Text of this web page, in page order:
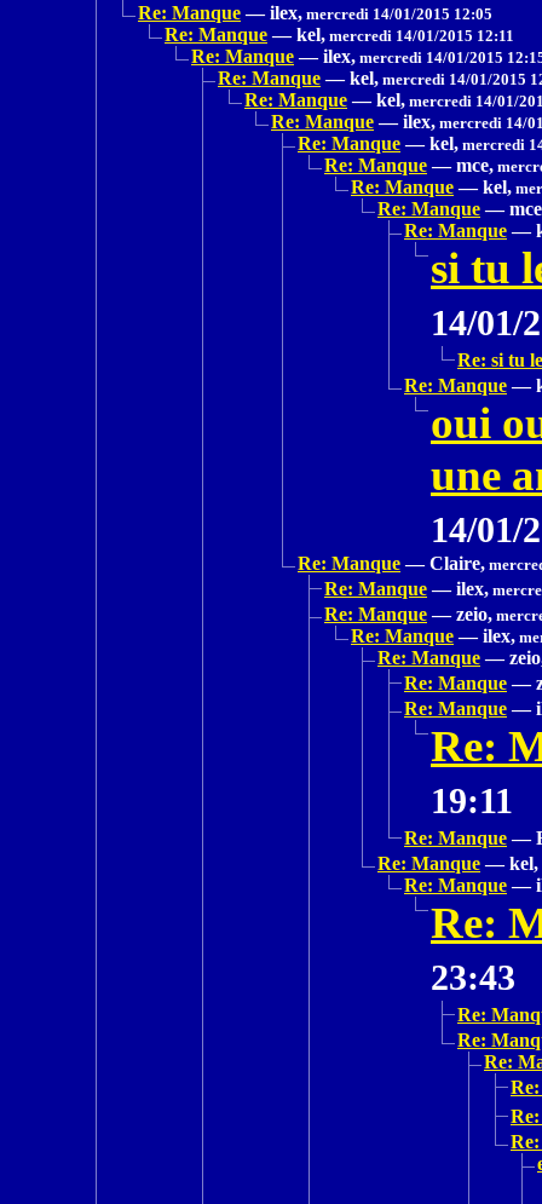
Re: Manque — ilex, mercredi 14/01/2015 12:05
Re: Manque — kel, mercredi 14/01/2015 12:11
Re: Manque — ilex, mercredi 14/01/2015
Re: Manque — kel, mercredi 14/01/2015
Re: Manque — kel, mercredi 14/01/
Re: Manque — ilex, mercredi 14/
Re: Manque — kel, mercredi
Re: Manque — mce,
Re: Manque — kel,
Re: Manque —
Re: Manque —
si tu
14/01/
Re: si tu
Re: Manque —
oui
une
14/01/
Re: Manque — Claire,
Re: Manque — ilex,
Re: Manque — zeio,
Re: Manque — ilex,
Re: Manque —
Re: Manque —
Re: Manque —
Re:
19:11
Re: Manque —
Re: Manque — kel,
Re: Manque —
Re:
23:43
Re:
Re:
Re: